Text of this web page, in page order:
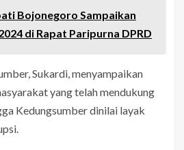
Bojonegoro Sampaikan
di Rapat Paripurna DPRD
Sukardi, menyampaikan
yang telah mendukung
Kedungsumber dinilai layak